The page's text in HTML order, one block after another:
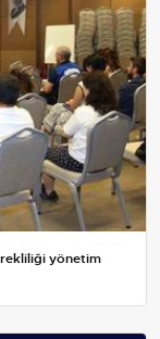
yönetim